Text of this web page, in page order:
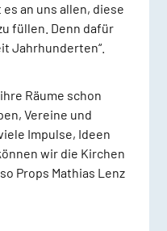
an uns allen, diese
füllen. Denn dafür
Jahrhunderten“.
Räume schon
Vereine und
Impulse, Ideen
wir die Kirchen
Props Mathias Lenz